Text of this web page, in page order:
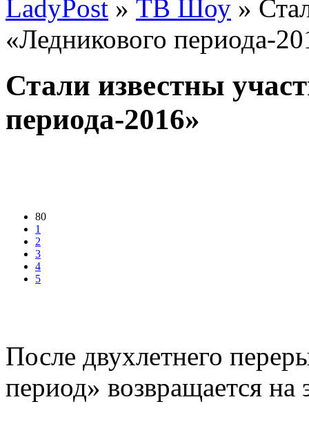
LadyPost » ТВ Шоу »
«Ледникового периода-
Стали известны
периода-2016»
80
1
2
3
4
5
После двухлетнего
период» возвращается на